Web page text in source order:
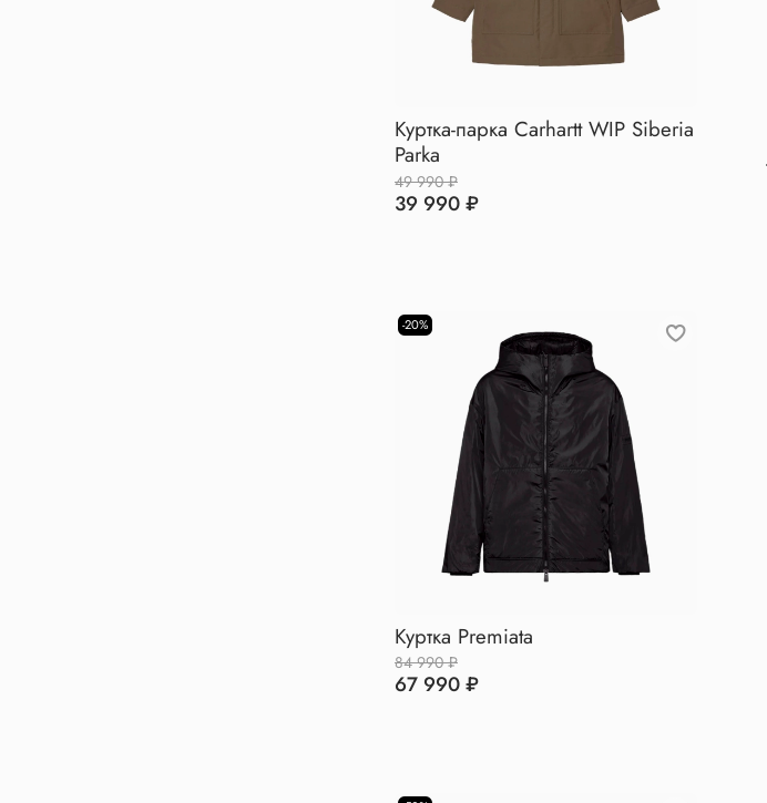
Куртка-парка Carhartt WIP Siberia
Parka
49 990 ₽
39 990 ₽
-20%
Куртка Premiata
84 990 ₽
67 990 ₽